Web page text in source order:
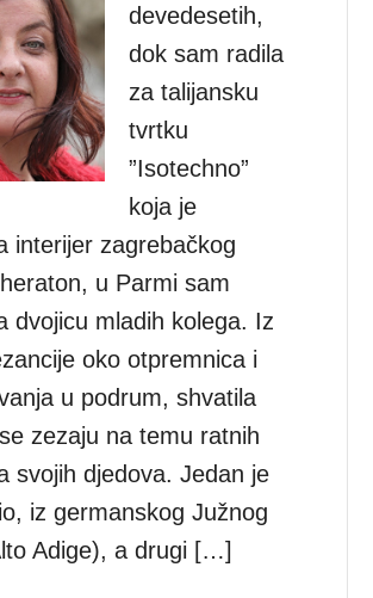
devedesetih,
dok sam radila
za talijansku
tvrtku
”Isotechno”
koja je
interijer zagrebačkog
u Parmi sam
dvojicu mladih kolega. Iz
oko otpremnica i
u podrum, shvatila
zezaju na temu ratnih
svojih djedova. Jedan je
iz germanskog Južnog
Adige), a drugi […]